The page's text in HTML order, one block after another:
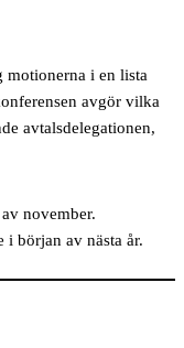
motionerna i en lista
avgör vilka
avtalsdelegationen,
november.
i början av nästa år.